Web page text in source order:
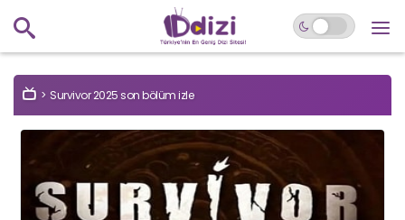
Survivor 2025 son bölüm izle